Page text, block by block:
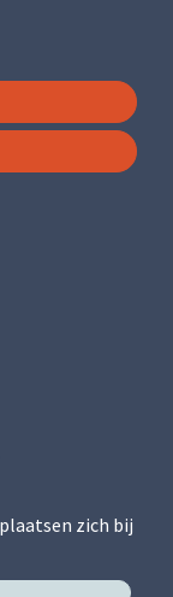
zich bij